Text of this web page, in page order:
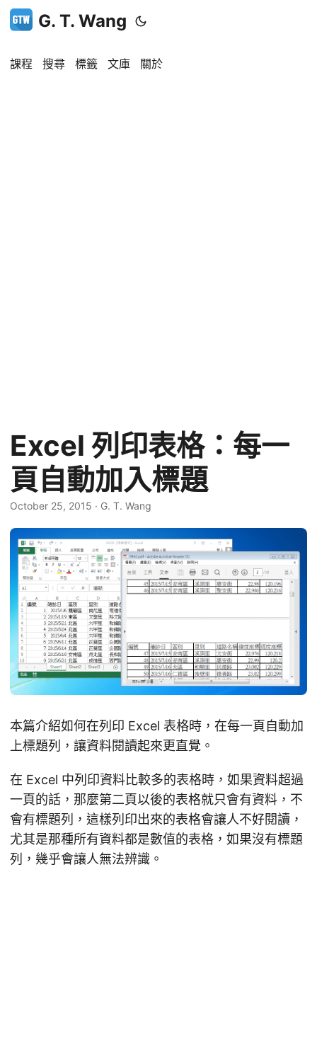
G. T. Wang
課程 搜尋 標籤 文庫 關於
Excel 列印表格：每一
頁自動加入標題
October 25, 2015 · G. T. Wang
本篇介紹如何在列印 Excel 表格時，在每一頁自動加
上標題列，讓資料閱讀起來更直覺。
在 Excel 中列印資料比較多的表格時，如果資料超過
一頁的話，那麼第二頁以後的表格就只會有資料，不
會有標題列，這樣列印出來的表格會讓人不好閱讀，
尤其是那種所有資料都是數值的表格，如果沒有標題
列，幾乎會讓人無法辨識。